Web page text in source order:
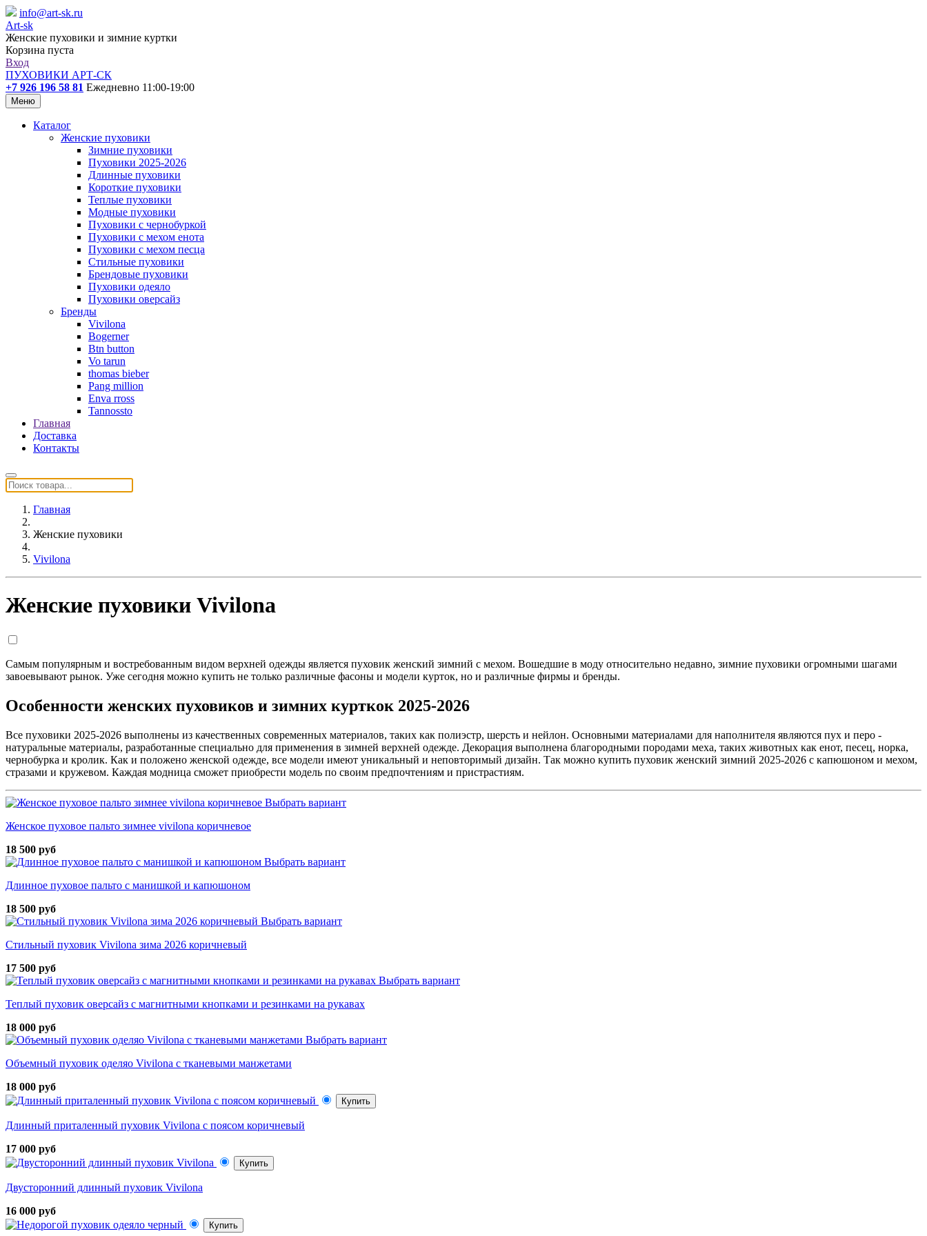
info@art-sk.ru
Art-sk
Женские пуховики и зимние куртки
Корзина пуста
Вход
ПУХОВИКИ АРТ-СК
+7 926 196 58 81 Ежедневно 11:00-19:00
Меню
Каталог
Женские пуховики
Зимние пуховики
Пуховики 2025-2026
Длинные пуховики
Короткие пуховики
Теплые пуховики
Модные пуховики
Пуховики с чернобуркой
Пуховики с мехом енота
Пуховики с мехом песца
Стильные пуховики
Брендовые пуховики
Пуховики одеяло
Пуховики оверсайз
Бренды
Vivilona
Bogerner
Btn button
Vo tarun
thomas bieber
Pang million
Enva rross
Tannossto
Главная
Доставка
Контакты
Главная
Женские пуховики
Vivilona
Женские пуховики Vivilona
Самым популярным и востребованным видом верхней одежды является пуховик женский зимний с мехом. Вошедшие в моду относительно недавно, зимние пуховики огромными шагами
завоевывают рынок. Уже сегодня можно купить не только различные фасоны и модели курток, но и различные фирмы и бренды.
Особенности женских пуховиков и зимних курткок 2025-2026
Все пуховики 2025-2026 выполнены из качественных современных материалов, таких как полиэстр, шерсть и нейлон. Основными материалами для наполнителя являются пух и перо -
натуральные материалы, разработанные специально для применения в зимней верхней одежде. Декорация выполнена благородными породами меха, таких животных как енот, песец, норка,
чернобурка и кролик. Как и положено женской одежде, все модели имеют уникальный и неповторимый дизайн. Так можно купить пуховик женский зимний 2025-2026 с капюшоном и мехом,
стразами и кружевом. Каждая модница сможет приобрести модель по своим предпочтениям и пристрастиям.
Выбрать вариант
Женское пуховое пальто зимнее vivilona коричневое
18 500 руб
Выбрать вариант
Длинное пуховое пальто с манишкой и капюшоном
18 500 руб
Выбрать вариант
Стильный пуховик Vivilona зима 2026 коричневый
17 500 руб
Выбрать вариант
Теплый пуховик оверсайз с магнитными кнопками и резинками на рукавах
18 000 руб
Выбрать вариант
Объемный пуховик оделяо Vivilona с тканевыми манжетами
18 000 руб
Купить
Длинный приталенный пуховик Vivilona с поясом коричневый
17 000 руб
Купить
Двусторонний длинный пуховик Vivilona
16 000 руб
Купить